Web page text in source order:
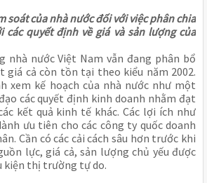
soát của nhà nước đối với việc phân chia
các quyết định về giá và sản lượng của
nhà nước Việt Nam vẫn đang phân bổ
giá cả còn tồn tại theo kiểu năm 2002.
xem kế hoạch của nhà nước như một
các quyết định kinh doanh nhằm đạt
kết quả kinh tế khác. Các lợi ích như
ưu tiên cho các công ty quốc doanh
Cần có các cải cách sâu hơn trước khi
lực, giá cả, sản lượng chủ yếu được
kiện thị trường tự do.